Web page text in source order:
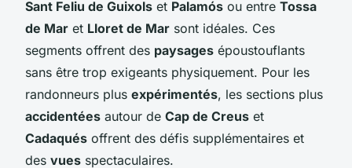
Sant Feliu de Guixols et Palamós ou entre Tossa
de Mar et Lloret de Mar sont idéales. Ces
segments offrent des paysages époustouflants
sans être trop exigeants physiquement. Pour les
randonneurs plus expérimentés, les sections plus
accidentées autour de Cap de Creus et
Cadaqués offrent des défis supplémentaires et
des vues spectaculaires.